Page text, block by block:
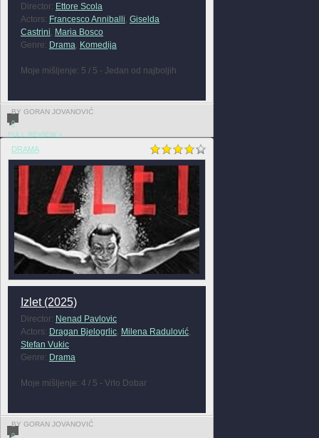
Director: Ettore Scola
Actors: Francesco Anniballi, Giselda
Castrini, Maria Bosco
Genre: Drama, Komedija
Moje mišljenje: 5 / 5 - Jedan od najboljih
BY GORAN JOVANOVIĆ
0
FULL REVIEW »
DRAMA
Izlet (2025)
Director: Nenad Pavlovic
Actors: Dragan Bjelogrlic, Milena Radulović,
Stefan Vukic
Genre: Drama
Moje mišljenje: 4 / 5 - Vrlo Dobar
BY GORAN JOVANOVIĆ
0